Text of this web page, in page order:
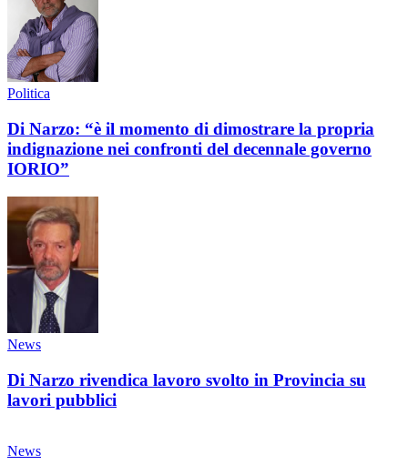
Politica
Di Narzo: “è il momento di dimostrare la propria
indignazione nei confronti del decennale governo
IORIO”
News
Di Narzo rivendica lavoro svolto in Provincia su
lavori pubblici
News